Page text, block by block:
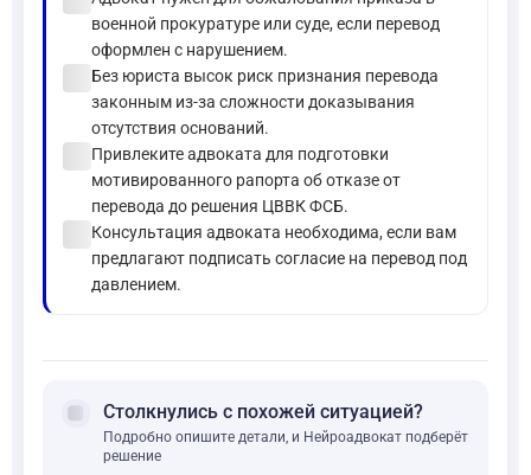
военной прокуратуре или суде, если перевод
оформлен с нарушением.
Без юриста высок риск признания перевода
законным из-за сложности доказывания
отсутствия оснований.
Привлеките адвоката для подготовки
мотивированного рапорта об отказе от
перевода до решения ЦВВК ФСБ.
Консультация адвоката необходима, если вам
предлагают подписать согласие на перевод под
давлением.
forum Столкнулись с похожей ситуацией?
Подробно опишите детали, и Нейроадвокат подберёт
решение